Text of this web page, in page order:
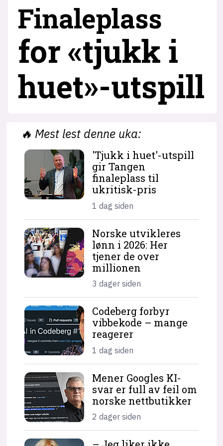
Finaleplass
for «tjukk i
huet»-utspill
🔥 Mest lest denne uka:
'Tjukk i huet'-utspill
gir Tangen
finaleplass til
ukritisk-pris
1 dag siden
Norske utvikleres
lønn i 2026: Her
tjener de over
millionen
3 dager siden
Codeberg forbyr
vibbekode – mange
reagerer
1 dag siden
Mener Googles KI-
svar er full av feil om
norske nettbutikker
2 dager siden